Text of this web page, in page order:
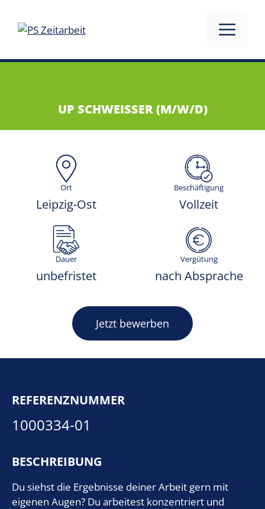
UP SCHWEISSER (M/W/D)
Ort
Leipzig-Ost
Beschäftigung
Vollzeit
Dauer
unbefristet
Vergütung
nach Absprache
Jetzt bewerben
REFERENZNUMMER
1000334-01
BESCHREIBUNG
Du siehst die Ergebnisse deiner Arbeit gern mit
eigenen Augen? Du arbeitest konzentriert und